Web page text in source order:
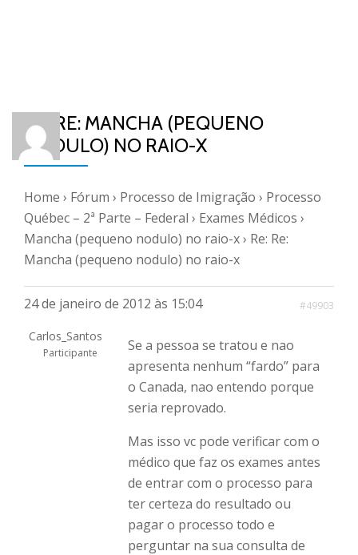
RE: RE: MANCHA (PEQUENO
NODULO) NO RAIO-X
Home › Fórum › Processo de Imigração › Processo
Québec – 2ª Parte – Federal › Exames Médicos ›
Mancha (pequeno nodulo) no raio-x› Re: Re:
Mancha (pequeno nodulo) no raio-x
24 de janeiro de 2012 às 15:04 #49903
Carlos_Santos
Participante
Se a pessoa se tratou e nao
apresenta nenhum “fardo” para
o Canada, nao entendo porque
seria reprovado.
Mas isso vc pode verificar com o
médico que faz os exames antes
de entrar com o processo para
ter certeza do resultado ou
pagar o processo todo e
perguntar na sua consulta de